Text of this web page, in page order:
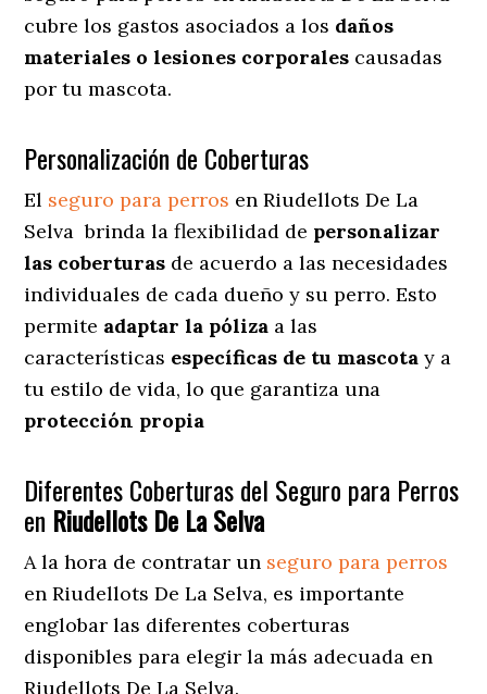
cubre los gastos asociados a los daños
materiales o lesiones corporales causadas
por tu mascota.
Personalización de Coberturas
El seguro para perros en Riudellots De La
Selva brinda la flexibilidad de personalizar
las coberturas de acuerdo a las necesidades
individuales de cada dueño y su perro. Esto
permite adaptar la póliza a las
características específicas de tu mascota y a
tu estilo de vida, lo que garantiza una
protección propia
Diferentes Coberturas del Seguro para Perros
en Riudellots De La Selva
A la hora de contratar un seguro para perros
en Riudellots De La Selva, es importante
englobar las diferentes coberturas
disponibles para elegir la más adecuada en
Riudellots De La Selva.